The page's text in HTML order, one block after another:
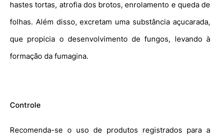
hastes tortas, atrofia dos brotos, enrolamento e queda de
folhas. Além disso, excretam uma substância açucarada,
que propicia o desenvolvimento de fungos, levando à
formação da fumagina.
Controle
Recomenda-se o uso de produtos registrados para a